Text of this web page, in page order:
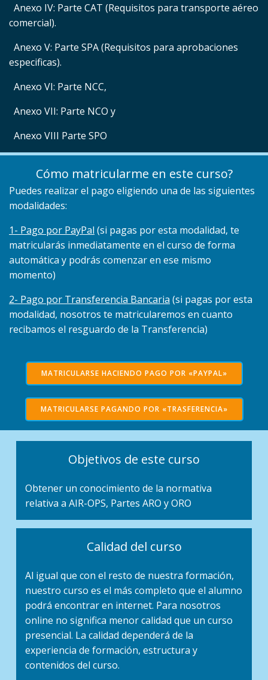
Anexo IV: Parte CAT (Requisitos para transporte aéreo
comercial).
Anexo V: Parte SPA (Requisitos para aprobaciones
especificas).
Anexo VI: Parte NCC,
Anexo VII: Parte NCO y
Anexo VIII Parte SPO
Cómo matricularme en este curso?
Puedes realizar el pago eligiendo una de las siguientes
modalidades:
1- Pago por PayPal (si pagas por esta modalidad, te
matricularás inmediatamente en el curso de forma
automática y podrás comenzar en ese mismo
momento)
2- Pago por Transferencia Bancaria (si pagas por esta
modalidad, nosotros te matricularemos en cuanto
recibamos el resguardo de la Transferencia)
MATRICULARSE HACIENDO PAGO POR «PAYPAL»
MATRICULARSE PAGANDO POR «TRASFERENCIA»
Objetivos de este curso
Obtener un conocimiento de la normativa
relativa a AIR-OPS, Partes ARO y ORO
Calidad del curso
Al igual que con el resto de nuestra formación,
nuestro curso es el más completo que el alumno
podrá encontrar en internet. Para nosotros
online no significa menor calidad que un curso
presencial. La calidad dependerá de la
experiencia de formación, estructura y
contenidos del curso.